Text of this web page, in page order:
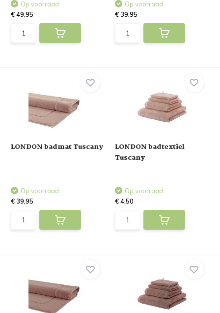
Op voorraad
€ 49,95
Op voorraad
€ 39,95
LONDON badmat Tuscany
Op voorraad
€ 39,95
LONDON badtextiel
Tuscany
Op voorraad
€ 4,50